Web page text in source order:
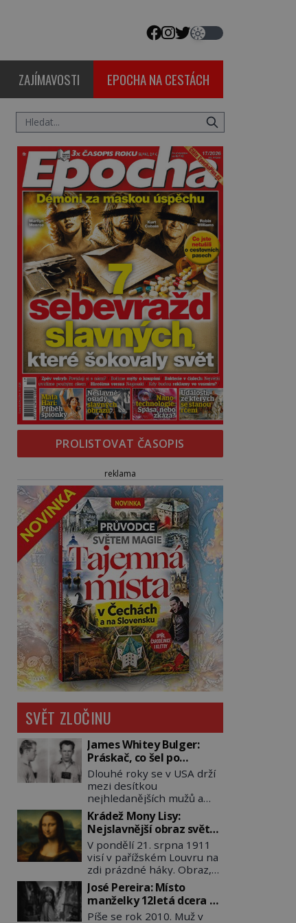
ZAJÍMAVOSTI EPOCHA NA CESTÁCH
PROLISTOVAT ČASOPIS
reklama
SVĚT ZLOČINU
James Whitey Bulger:
Práskač, co šel po
práskačích
Dlouhé roky se v USA drží
mezi desítkou
nejhledanějších mužů a
dopracuje to až na číslo
dvě – hned po Usámovi bin
Ládinovi (1957–2011). To je
James „Whitey“ Bulger
(1929–2018) viněný ze
spoluúčasti na 19
vraždách, vydírání a lichvy.
A samozřejmě, krom toho
je ještě drogový dealer,
Krádež Mony Lisy:
Nejslavnější obraz světa
zůstane dva roky
nezvěstný
V pondělí 21. srpna 1911
visí v pařížském Louvru na
zdi prázdné háky. Obraz,
který dnes zná celý svět, je
pryč. Zpočátku si nikdo
nemyslí, že jde o krádež.
Zaměstnanci jsou
José Pereira: Místo
manželky 12letá dcera –
a sousedi o všem vědí!
Píše se rok 2010. Muž v